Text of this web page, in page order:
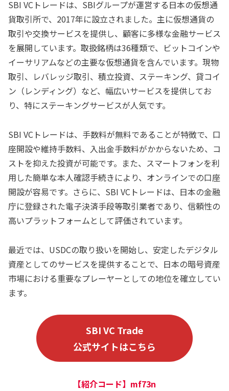
SBI VCトレードは、SBIグループが運営する日本の仮想通
貨取引所で、2017年に設立されました。主に仮想通貨の
取引や交換サービスを提供し、顧客に多様な金融サービス
を展開しています。取扱銘柄は36種類で、ビットコインや
イーサリアムなどの主要な仮想通貨を含んでいます。現物
取引、レバレッジ取引、積立投資、ステーキング、貸コイ
ン（レンディング）など、幅広いサービスを提供してお
り、特にステーキングサービスが人気です。
SBI VCトレードは、手数料が無料であることが特徴で、口
座開設や維持手数料、入出金手数料がかからないため、コ
ストを抑えた投資が可能です。また、スマートフォンを利
用した簡単な本人確認手続きにより、オンラインでの口座
開設が容易です。さらに、SBI VCトレードは、日本の金融
庁に登録された電子決済手段等取引業者であり、信頼性の
高いプラットフォームとして評価されています。
最近では、USDCの取り扱いを開始し、安定したデジタル
資産としてのサービスを提供することで、日本の暗号資産
市場における重要なプレーヤーとしての地位を確立してい
ます。
SBI VC Trade
公式サイトはこちら
【紹介コード】mf73n